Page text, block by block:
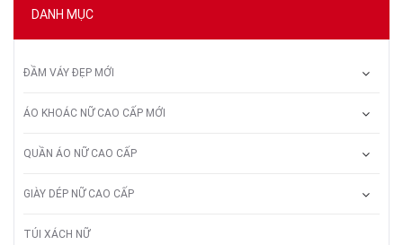
DANH MỤC
ĐẦM VÁY ĐẸP MỚI
ÁO KHOÁC NỮ CAO CẤP MỚI
QUẦN ÁO NỮ CAO CẤP
GIÀY DÉP NỮ CAO CẤP
TÚI XÁCH NỮ